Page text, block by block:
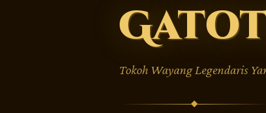
Tokoh Wayang Legendaris